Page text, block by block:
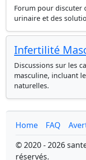
Forum pour discuter
urinaire et des
Infertilité
Discussions sur les
masculine, incluant
naturelles.
Home FAQ
© 2020 - 2026
réservés.